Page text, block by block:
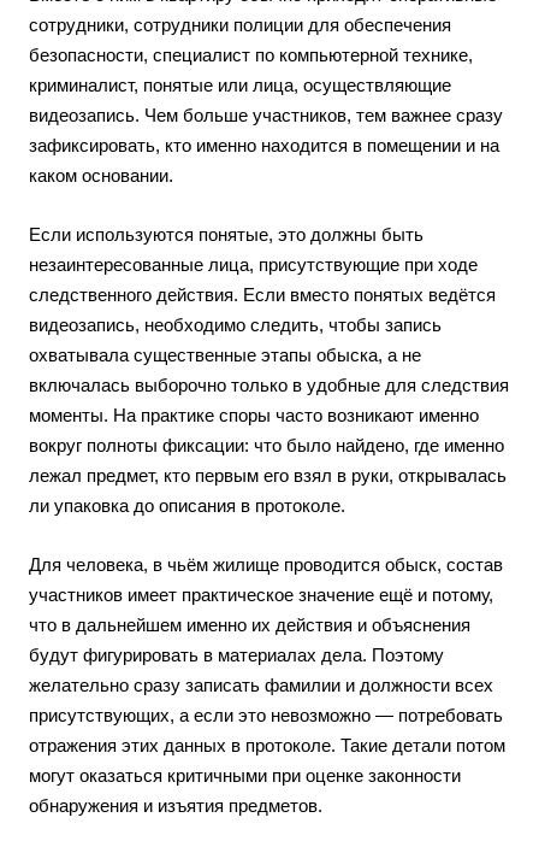
сотрудники, сотрудники полиции для обеспечения
безопасности, специалист по компьютерной технике,
криминалист, понятые или лица, осуществляющие
видеозапись. Чем больше участников, тем важнее сразу
зафиксировать, кто именно находится в помещении и на
каком основании.
Если используются понятые, это должны быть
незаинтересованные лица, присутствующие при ходе
следственного действия. Если вместо понятых ведётся
видеозапись, необходимо следить, чтобы запись
охватывала существенные этапы обыска, а не
включалась выборочно только в удобные для следствия
моменты. На практике споры часто возникают именно
вокруг полноты фиксации: что было найдено, где именно
лежал предмет, кто первым его взял в руки, открывалась
ли упаковка до описания в протоколе.
Для человека, в чьём жилище проводится обыск, состав
участников имеет практическое значение ещё и потому,
что в дальнейшем именно их действия и объяснения
будут фигурировать в материалах дела. Поэтому
желательно сразу записать фамилии и должности всех
присутствующих, а если это невозможно — потребовать
отражения этих данных в протоколе. Такие детали потом
могут оказаться критичными при оценке законности
обнаружения и изъятия предметов.